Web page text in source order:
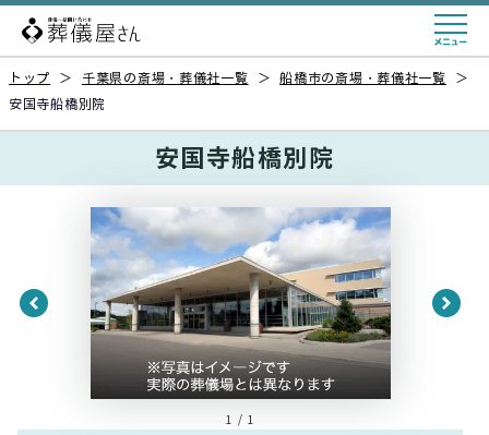
トップ ＞ 千葉県の斎場・葬儀社一覧 ＞ 船橋市の斎場・葬儀社一覧
＞
安国寺船橋別院
安国寺船橋別院
1 / 1